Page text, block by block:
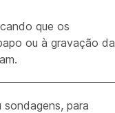
que os
ou à gravação da
para